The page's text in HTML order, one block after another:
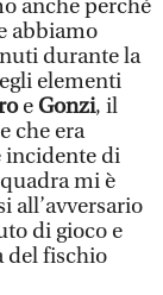
anche perché
abbiamo
durante la
elementi
eGonzi, il
che era
incidente di
mi è
all’avversario
di gioco e
del fischio